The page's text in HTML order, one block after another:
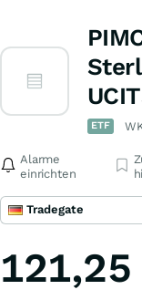
ETF
Alarme
einrichten
Tradegate
121,25